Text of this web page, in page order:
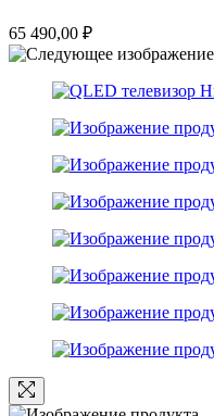
65 490,00 ₽